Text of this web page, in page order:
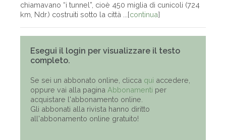
chiamavano “i tunnel”, cioè 450 miglia di cunicoli (724
km, Ndr.) costruiti sotto la città ...[continua]
Esegui il login per visualizzare il testo
completo.
Se sei un abbonato online, clicca qui accedere,
oppure vai alla pagina Abbonamenti per
acquistare l'abbonamento online.
Gli abbonati alla rivista hanno diritto
all'abbonamento online gratuito!